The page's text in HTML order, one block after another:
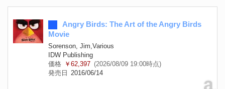
Angry Birds: The Art of the Angry Birds
Movie
Sorenson, Jim,Various
IDW Publishing
価格
￥62,397 (2026/08/09 19:00時点)
発売日
2016/06/14